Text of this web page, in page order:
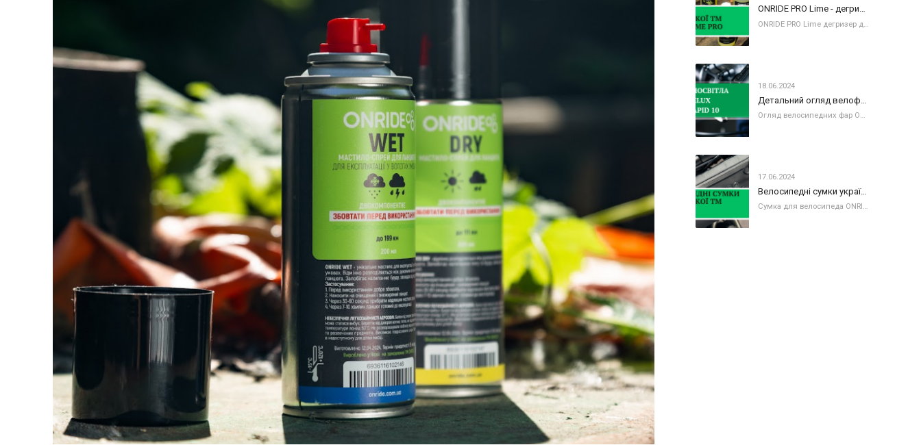
ONRIDE PRO Lime - дегризер нового покоління
ONRIDE PRO Lime дегризер для вашого велосипеда Шукаєте простий у використанні та ефективний дегризер для вашого велосипеда? Не шукайте далі, адже
18.06.2024
Огляд велосипедних фар ONRIDE Velux та ONRIDE Rapid 20 В попередній статті ми розглядали колекцію світла від української ТМ ONRIDE. Сьогодні наші
17.06.2024
Велосипедні сумки української ТМ ONRIDE
Сумка для велосипеда ONRIDE: моделі та призначення. Знайомимо вас з велосипедними сумками ONRIDE - колекція 2024 року. До колекції увійшли сумки за